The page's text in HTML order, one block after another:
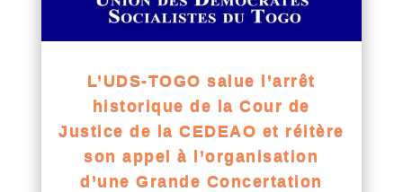
L’UDS-TOGO salue l’arrêt
historique de la Cour de
Justice de la CEDEAO et réitère
son appel à l’organisation
d’une Grande Concertation